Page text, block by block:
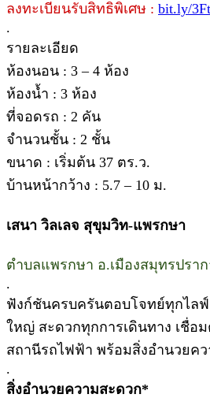
ลงทะเบียนรับสิทธิพิเศษ : bit.ly/
.
รายละเอียด
ห้องนอน : 3 – 4 ห้อง
ห้องน้ำ : 3 ห้อง
ที่จอดรถ : 2 คัน
จำนวนชั้น : 2 ชั้น
ขนาด : เริ่มต้น 37 ตร.ว.
บ้านหน้ากว้าง : 5.7 – 10 ม.
เสนา วิลเลจ สุขุมวิท-แพรกษา
ตำบลแพรกษา อ.เมืองสมุทรปรา
.
ฟังก์ชันครบครันตอบโจทย์ทุกไล
ใหญ่ สะดวกทุกการเดินทาง เชื่อ
สถานีรถไฟฟ้า พร้อมสิ่งอำนวยค
.
สิ่งอำนวยความสะดวก*